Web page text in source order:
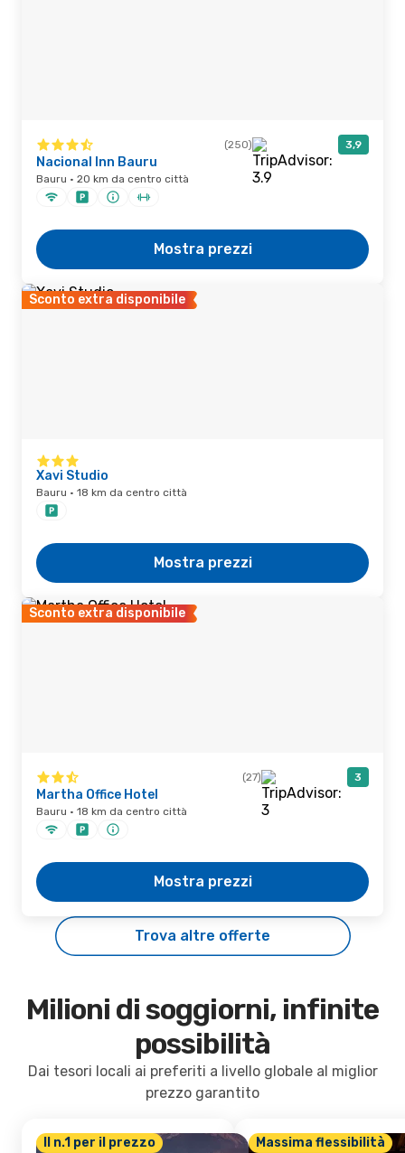
(250) 3,9
Nacional Inn Bauru
Bauru · 20 km da centro città
Mostra prezzi
Sconto extra disponibile
Xavi Studio
Bauru · 18 km da centro città
Mostra prezzi
Sconto extra disponibile
(27) 3
Martha Office Hotel
Bauru · 18 km da centro città
Mostra prezzi
Trova altre offerte
Milioni di soggiorni, infinite
possibilità
Dai tesori locali ai preferiti a livello globale al miglior
prezzo garantito
Il n.1 per il prezzo Massima flessibilità